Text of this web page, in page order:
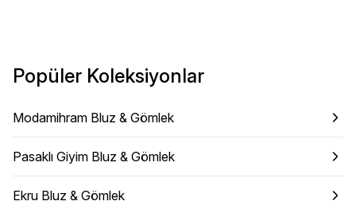
Popüler Koleksiyonlar
Modamihram Bluz & Gömlek
Pasaklı Giyim Bluz & Gömlek
Ekru Bluz & Gömlek